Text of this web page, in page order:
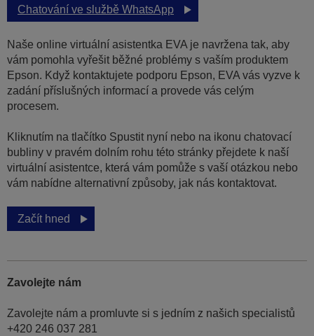
Chatování ve službě WhatsApp
Naše online virtuální asistentka EVA je navržena tak, aby
vám pomohla vyřešit běžné problémy s vaším produktem
Epson. Když kontaktujete podporu Epson, EVA vás vyzve k
zadání příslušných informací a provede vás celým
procesem.
Kliknutím na tlačítko Spustit nyní nebo na ikonu chatovací
bubliny v pravém dolním rohu této stránky přejdete k naší
virtuální asistentce, která vám pomůže s vaší otázkou nebo
vám nabídne alternativní způsoby, jak nás kontaktovat.
Začít hned
Zavolejte nám
Zavolejte nám a promluvte si s jedním z našich specialistů
+420 246 037 281